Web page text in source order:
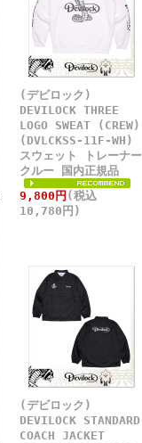
(デビロック)
DEVILOCK THREE
LOGO SWEAT (CREW)
(DVLCKSS-11F-WH)
スウェット トレーナー
クルー 国内正規品
9,800円 (税込
10,780円)
(デビロック)
DEVILOCK STANDARD
COACH JACKET